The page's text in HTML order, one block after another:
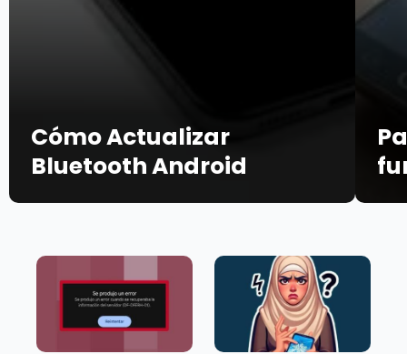
Cómo Actualizar
Bluetooth Android